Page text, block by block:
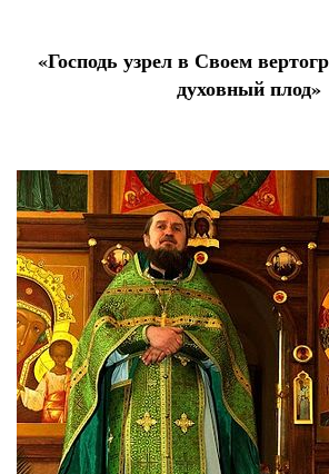
«Господь узрел в Своем
духовный плод»